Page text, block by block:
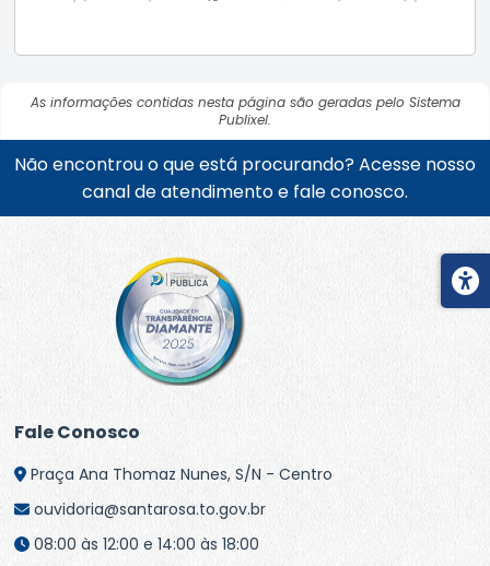
As informações contidas nesta página são geradas pelo Sistema
Publixel.
Não encontrou o que está procurando? Acesse nosso
canal de atendimento e fale conosco.
Fale Conosco
Praça Ana Thomaz Nunes, S/N - Centro
ouvidoria@santarosa.to.gov.br
08:00 às 12:00 e 14:00 às 18:00